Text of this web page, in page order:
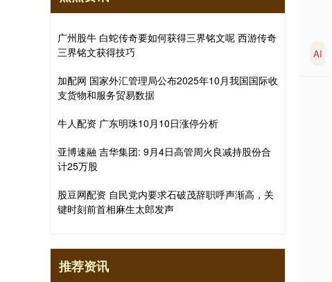
AI
广州股牛 白蛇传奇要如何获得三界铭文呢 西游传奇
三界铭文获得技巧
加配网 国家外汇管理局公布2025年10月我国国际收
支货物和服务贸易数据
牛人配资 广东明珠10月10日涨停分析
亚博速融 吉华集团: 9月4日高管周火良减持股份合
计25万股
股豆网配资 自民党内要求石破茂辞职呼声渐高，关
键时刻前首相麻生太郎发声
推荐资讯